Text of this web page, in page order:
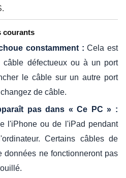
courants
constamment : Cela est
câble défectueux ou à un port
le câble sur un autre port
de câble.
pas dans « Ce PC » :
l'iPhone ou de l'iPad pendant
Certains câbles de
données ne fonctionneront pas